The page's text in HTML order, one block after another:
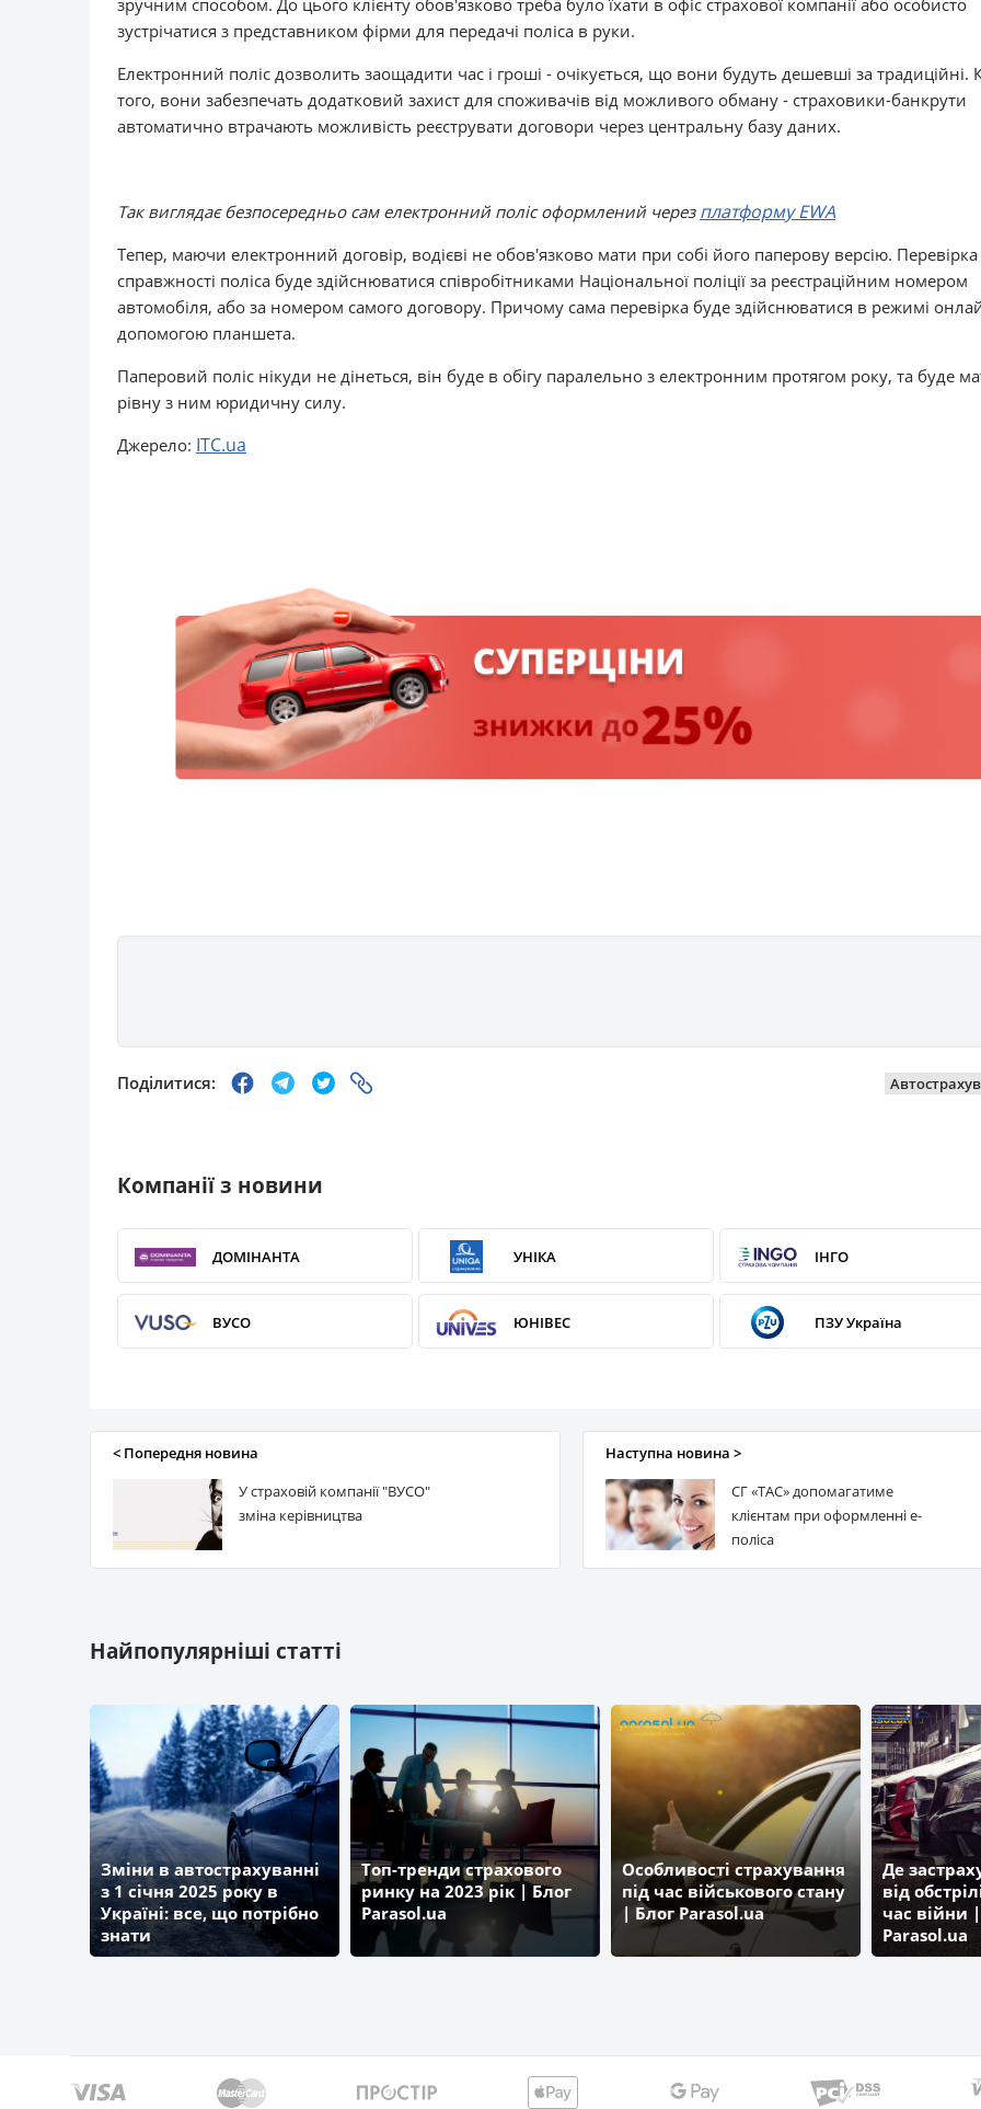
зручним способом. До цього клієнту обов'язково треба було їхати в офіс страхової компанії або особисто
зустрічатися з представником фірми для передачі поліса в руки.
Електронний поліс дозволить заощадити час і гроші - очікується, що вони будуть дешевші за традиційні.
того, вони забезпечать додатковий захист для споживачів від можливого обману - страховики-банкрути
автоматично втрачають можливість реєструвати договори через центральну базу даних.
Так виглядає безпосередньо сам електронний поліс оформлений через платформу EWA
Тепер, маючи електронний договір, водієві не обов'язково мати при собі його паперову версію. Перевірка
справжності поліса буде здійснюватися співробітниками Національної поліції за реєстраційним номером
автомобіля, або за номером самого договору. Причому сама перевірка буде здійснюватися в режимі
допомогою планшета.
Паперовий поліс нікуди не дінеться, він буде в обігу паралельно з електронним протягом року, та буде
рівну з ним юридичну силу.
Джерело: ITC.ua
Поділитися:
Компанії з новини
ДОМІНАНТА УНІКА ІНГО
ВУСО ЮНІВЕС ПЗУ Україна
< Попередня новина
У страховій компанії "ВУСО"
зміна керівництва
Наступна новина >
СГ «ТАС» допомагатиме
клієнтам при оформленні е-
поліса
Найпопулярніші статті
Зміни в автострахуванні
з 1 січня 2025 року в
Україні: все, що потрібно
знати
Топ-тренди страхового
ринку на 2023 рік | Блог
Parasol.ua
Особливості страхування
під час військового стану
| Блог Parasol.ua
Де
від
час війни
Parasol.ua